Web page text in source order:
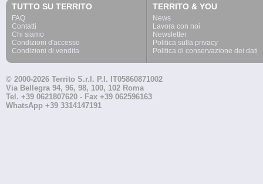
TUTTO SU TERRITO
FAQ
Contatti
Chi siamo
Condizioni d'accesso
Condizioni di vendita
TERRITO & YOU
News
Lavora con noi
Newsletter
Politica sulla privacy
Politica di conservazione dei dati
© 2000-2026 Territo S.r.l. P.I. IT05860871002
Via Bellegra 94, 96, 98, 100, 102 Roma
Tel. +39 0621807620 - Fax +39 062596163
WhatsApp +39 3314147191